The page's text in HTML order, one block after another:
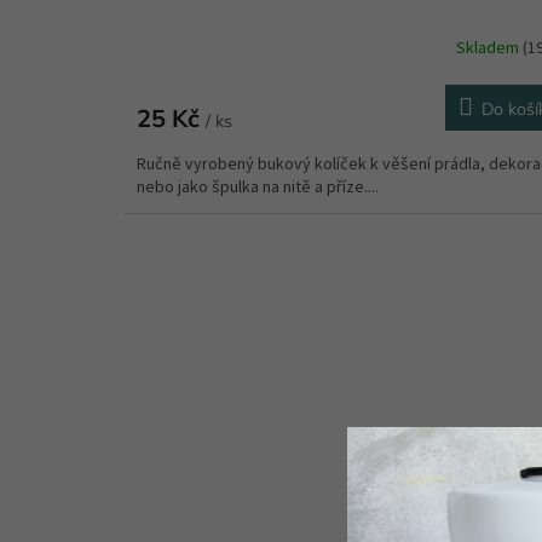
Skladem
25 Kč / ks
Do
Ručně vyrobený bukový kolíček k věšení prádla,
nebo jako špulka na nitě a příze....